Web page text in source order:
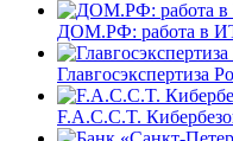
ДОМ.РФ: работа в
Главгосэкспертиза
F.A.C.C.T.